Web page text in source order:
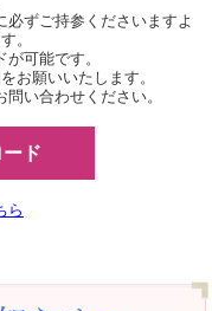
ずご持参くださいますよ
。
可能です。
お願いいたします。
い合わせください。
ド
ら